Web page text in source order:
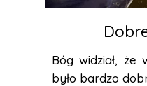
Bóg widział, że
było bardzo